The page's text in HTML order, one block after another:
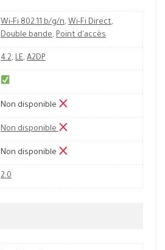
Wi-Fi 802.11 b/g/n, Wi-Fi Direct,
Double bande, Point d'accès
4.2, LE, A2DP
Non disponible
Non disponible
Non disponible
2.0